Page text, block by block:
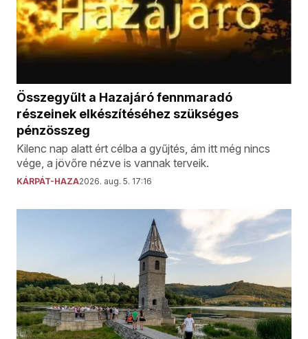
Összegyűlt a Hazajáró fennmaradó
részeinek elkészítéséhez szükséges
pénzösszeg
Kilenc nap alatt ért célba a gyűjtés, ám itt még nincs
vége, a jövőre nézve is vannak terveik.
KÁRPÁT-HAZA2026. aug. 5. 17:16